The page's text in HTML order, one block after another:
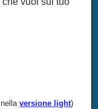
nellaversione light)